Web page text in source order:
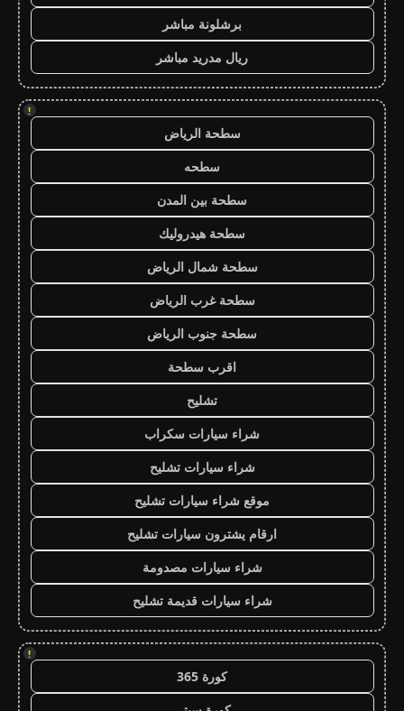
برشلونة مباشر
ريال مدريد مباشر
!
سطحة الرياض
سطحه
سطحة بين المدن
سطحة هيدروليك
سطحة شمال الرياض
سطحة غرب الرياض
سطحة جنوب الرياض
اقرب سطحة
تشليح
شراء سيارات سكراب
شراء سيارات تشليح
موقع شراء سيارات تشليح
ارقام يشترون سيارات تشليح
شراء سيارات مصدومة
شراء سيارات قديمة تشليح
!
كورة 365